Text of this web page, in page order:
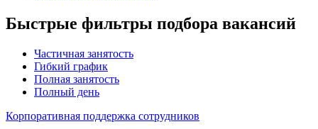
Быстрые фильтры подбора вакансий
Частичная занятость
Гибкий график
Полная занятость
Полный день
Корпоративная поддержка сотрудников